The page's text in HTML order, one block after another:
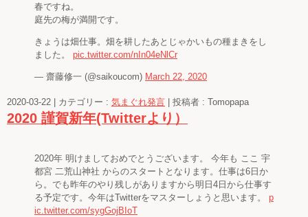
春ですね。
庭先の梅が満開です。
きょうは畑仕事。畑を耕したあとじゃかいもの種まきをし
ました。 pic.twitter.com/nIn04eNlCr
— 齋藤修一 (@saikoucom) March 22, 2020
2020-03-22 カテゴリー : 気まぐれ発言 投稿者 : Tomopapa
2020 謹賀新年(Twitterより）
2020年 明けましておめでとうございます。 今年も ここ 宇
都宮 二荒山神社 からのスタートとなります。仕事は6日か
ら。でも昨年のやり残しがありますから明日4日から仕事す
る予定です。今年はTwitterをマスターしょうと思います。 p
ic.twitter.com/sygGojBIoT